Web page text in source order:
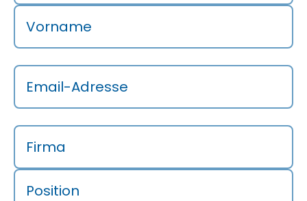
Vorname
Email-Adresse
Firma
Position